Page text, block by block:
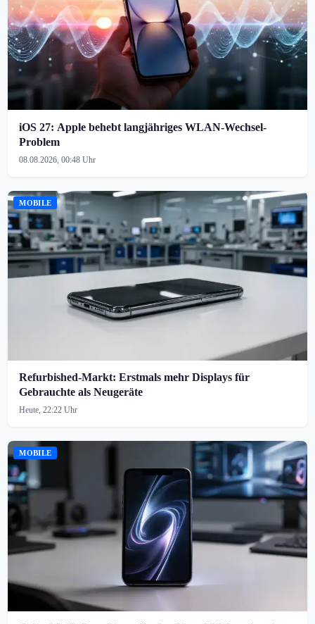
iOS 27: Apple behebt langjähriges WLAN-Wechsel-
Problem
08.08.2026, 00:48 Uhr
MOBILE
Refurbished-Markt: Erstmals mehr Displays für
Gebrauchte als Neugeräte
Heute, 22:22 Uhr
MOBILE